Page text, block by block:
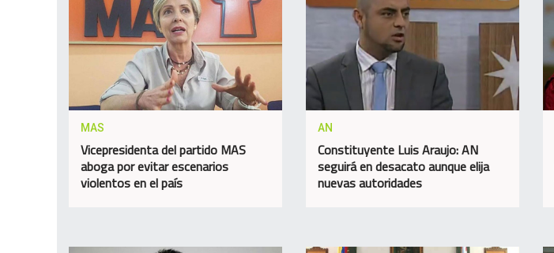
MAS
Vicepresidenta del partido MAS
aboga por evitar escenarios
violentos en el país
AN
Constituyente Luis Araujo: AN
seguirá en desacato aunque elija
nuevas autoridades